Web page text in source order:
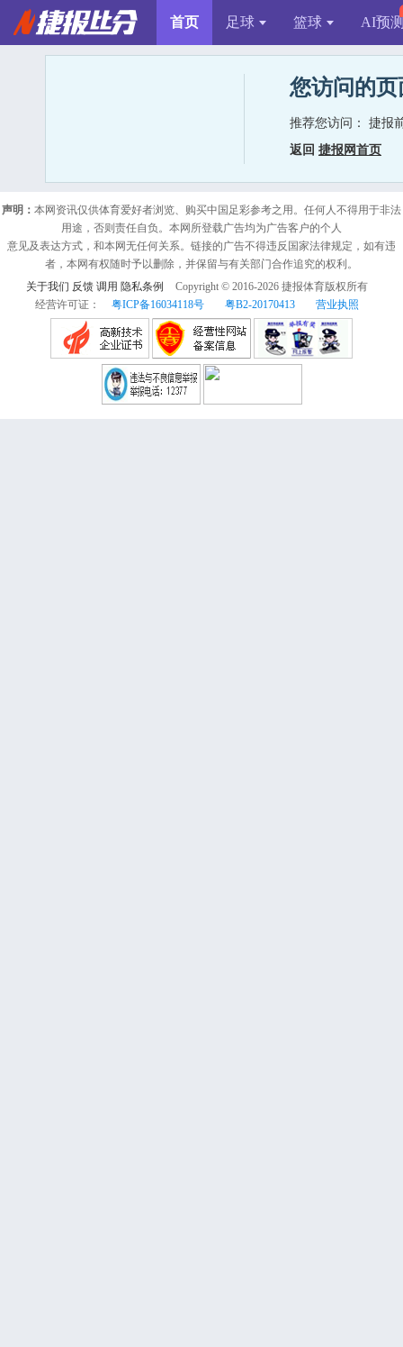
首页 足球 篮球 AI预
您访问的
推荐您访问：
捷报
返回 捷报网首页
声明： 本网资讯仅供体育爱好者浏览、购买中国足彩参考之用。任何人不得用于非法
用途，否则责任自负。本网所登载广告均为广告客户的个人
意见及表达方式，和本网无任何关系。链接的广告不得违反国家法律规定，如有违
者，本网有权随时予以删除，并保留与有关部门合作追究的权利。
关于我们 反馈 调用 隐私条例 Copyright © 2016-2026 捷报体育版权所有
经营许可证：
粤ICP备16034118号 粤B2-20170413 营业执照